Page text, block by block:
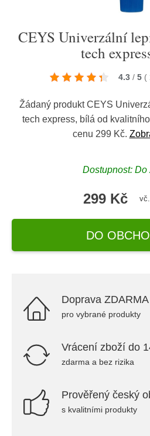
CEYS Univerzální
tech
4.3 / 5 (
Žádaný produkt CEYS
tech express, bílá od
cenu 299 Kč.
Dostupnost: Do
299 Kč
DO
Doprava ZDARMA
pro vybrané produkty
Vrácení zboží do
zdarma a bez rizika
Prověřený český
s kvalitními produkty